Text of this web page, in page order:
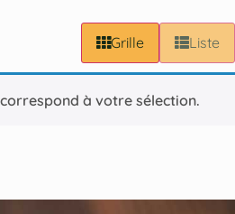
Grille Liste
à votre sélection.